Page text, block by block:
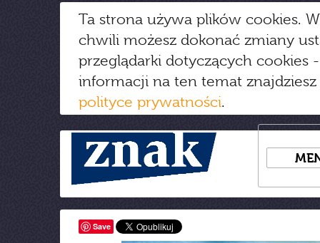
Ta strona używa plików cookies.
chwili możesz dokonać zmiany
przeglądarki dotyczących cookies
informacji na ten temat
polityce prywatności.
Save